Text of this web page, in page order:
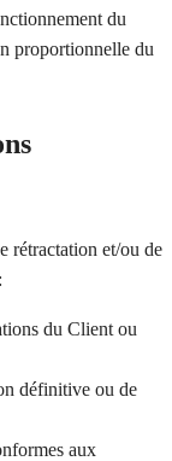
du
proportionnelle du
rétractation et/ou de
du Client ou
définitive ou de
aux